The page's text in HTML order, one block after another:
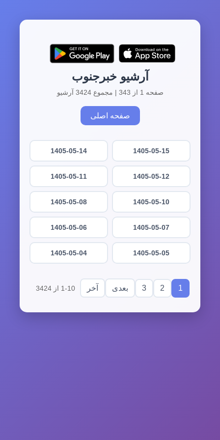
آرشیو خبرجنوب
صفحه 1 از 343 | مجموع 3424 آرشیو
صفحه اصلی
1405-05-15
1405-05-14
1405-05-12
1405-05-11
1405-05-10
1405-05-08
1405-05-07
1405-05-06
1405-05-05
1405-05-04
1
2
3 بعدی آخر 1-10 از 3424